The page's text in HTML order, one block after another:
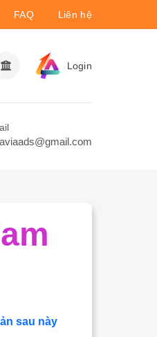
FAQ Liên hệ
Login
sau này